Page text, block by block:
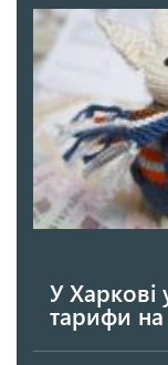
У Харкові
тарифи на